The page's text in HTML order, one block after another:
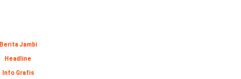
Berita Jambi
Headline
Info Grafis